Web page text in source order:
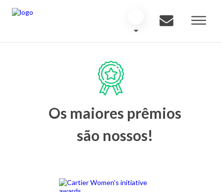
Os maiores prêmios
são nossos!